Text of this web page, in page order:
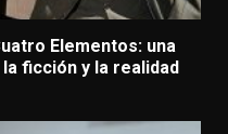
Elementos: una
ficción y la realidad